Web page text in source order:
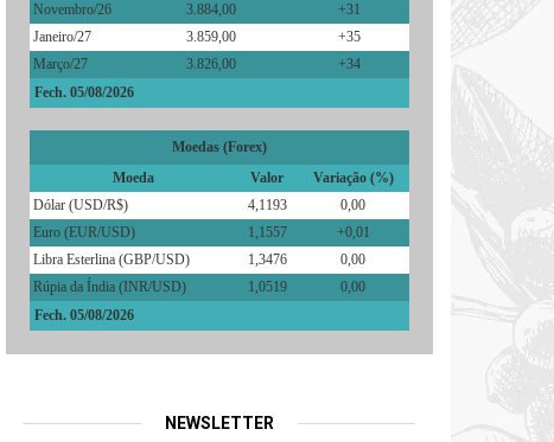
Novembro/26
3.884,00
+31
Janeiro/27
3.859,00
+35
Março/27
3.826,00
+34
Fech. 05/08/2026
Moedas (Forex)
Moeda
Valor
Variação (%)
Dólar (USD/R$)
4,1193
0,00
Euro (EUR/USD)
1,1557
+0,01
Libra Esterlina (GBP/USD)
1,3476
0,00
Rúpia da Índia (INR/USD)
1,0519
0,00
Fech. 05/08/2026
NEWSLETTER